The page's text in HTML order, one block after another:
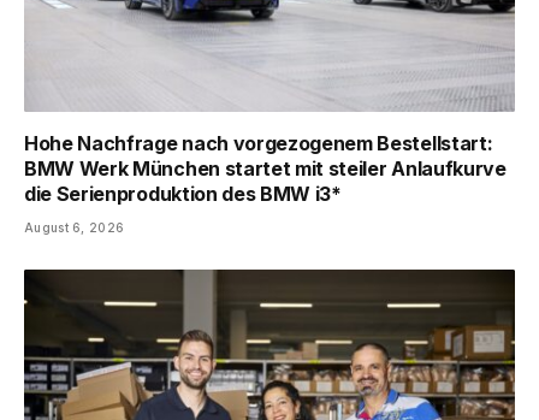
Hohe Nachfrage nach vorgezogenem Bestellstart:
BMW Werk München startet mit steiler Anlaufkurve
die Serienproduktion des BMW i3*
August 6, 2026